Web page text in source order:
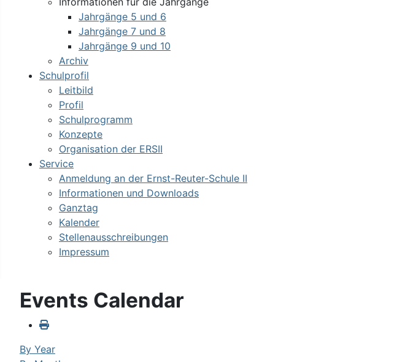
Jahrgänge 5 und 6
Jahrgänge 7 und 8
Jahrgänge 9 und 10
Archiv
Schulprofil
Leitbild
Profil
Schulprogramm
Konzepte
Organisation der ERSII
Service
Anmeldung an der Ernst-Reuter-Schule II
Informationen und Downloads
Ganztag
Kalender
Stellenausschreibungen
Impressum
Events Calendar
By Year